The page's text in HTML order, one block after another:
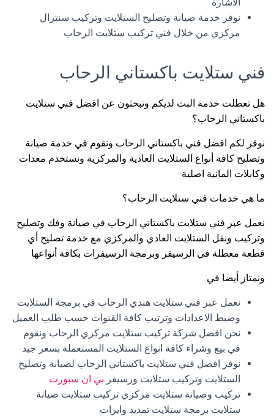
نوفر خدمة صيانة وتصليح الستلايت وتركيب سنترال
مركزي من خلال فني تركيب ستلايت الرحاب
فني ستلايت باكستاني الرحاب
هل تعطلت خدمة البث لديكم وتبحثون عن افضل فني ستلايت
باكستاني الرحاب؟
نوفر لكم افضل فني باكستاني الرحاب ونقوم في خدمة صيانة
وتصليح كافة أنواع الستلايت العادية والمركزية ونستخدم معدات
وكابلات المانية اصلية
ما هي خدمات فني ستلايت الرحاب؟
نعمل عبر فني ستلايت باكستاني الرحاب في صيانة وفك وتصليح
وتركيب ونقل الستلايت العادي والمركزي مع خدمة تصليح أي
قطعة معطلة في الرسيفر وبرمجة الرسيفرات بكافة أنواعها
ونمتاز أيضا في:
نعمل عبر فني ستلايت هندي الرحاب في برمجة الستلايت
وضبط الاعدادات وترتيب كافة القنوات حسب طلب العميل
نحن افضل شركة تركيب ستلايت مركزي الرحاب ونقوم
في بيع وشراء كافة انواع الستلايت المستعملة بسعر جيد
نوفر افضل فني ستلايت باكستاني الرحاب لصيانة وتصليح
الستلايت وتركيب ستلايت ورسيفر بي ان سبورت
تركيب وصيانة ستلايت مركزي تركيب ستلايت صيانة
ستلايت برمجة ستلايت تمديد وايرات